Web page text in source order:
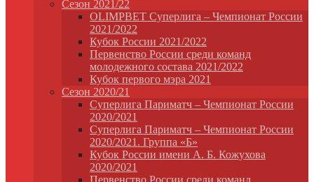
Сезон 2021/22
OLIMPBET Суперлига – Чемпионат России
2021/2022
Кубок России 2021/2022
Первенство России среди команд
молодежного состава 2021/2022
Кубок первого мэра 2021
Сезон 2020/21
Суперлига Париматч – Чемпионат России
2020/2021
Суперлига Париматч – Чемпионат России
2020/2021. Группа «Б»
Кубок России имени А. Б. Кожухова
2020/2021
Первенство России среди команд